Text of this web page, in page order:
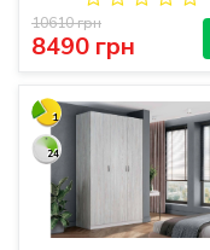
8490 грн
10610 грн
1
24